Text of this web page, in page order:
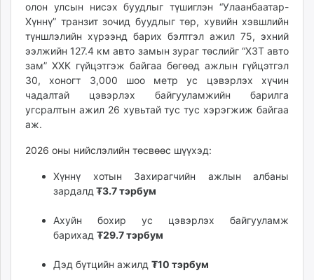
tvmongolia.mn
mass.mn
unegui.mn
assa.mn
toim.mn
tac.mn
paparazzi.mn
олон улсын нисэх буудлыг түшиглэн “Улаанбаатар-
Хүннү” транзит зочид буудлыг төр, хувийн хэвшлийн
түншлэлийн хүрээнд барих бэлтгэл ажил 75, эхний
ээлжийн 127.4 км авто замын зураг төслийг “ХЗТ авто
зам” ХХК гүйцэтгэж байгаа бөгөөд ажлын гүйцэтгэл
30, хоногт 3,000 шоо метр ус цэвэрлэх хүчин
чадалтай цэвэрлэх байгууламжийн барилга
угсралтын ажил 26 хувьтай тус тус хэрэгжиж байгаа
аж.
2026 оны нийслэлийн төсвөөс шүүхэд:
Хүннү хотын Захирагчийн ажлын албаны
зардалд ₮3.7 тэрбум
Ахуйн бохир ус цэвэрлэх байгууламж
барихад ₮29.7 тэрбум
Дэд бүтцийн ажилд ₮10 тэрбум